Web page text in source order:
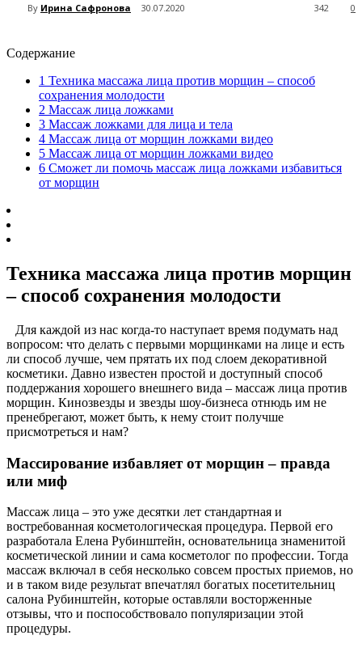
By Ирина Сафронова 30.07.2020 0
342
Содержание
1 Техника массажа лица против морщин – способ
сохранения молодости
2 Массаж лица ложками
3 Массаж ложками для лица и тела
4 Массаж лица от морщин ложками видео
5 Массаж лица от морщин ложками видео
6 Сможет ли помочь массаж лица ложками избавиться
от морщин
Техника массажа лица против морщин
– способ сохранения молодости
Для каждой из нас когда-то наступает время подумать над
вопросом: что делать с первыми морщинками на лице и есть
ли способ лучше, чем прятать их под слоем декоративной
косметики. Давно известен простой и доступный способ
поддержания хорошего внешнего вида – массаж лица против
морщин. Кинозвезды и звезды шоу-бизнеса отнюдь им не
пренебрегают, может быть, к нему стоит получше
присмотреться и нам?
Массирование избавляет от морщин – правда
или миф
Массаж лица – это уже десятки лет стандартная и
востребованная косметологическая процедура. Первой его
разработала Елена Рубинштейн, основательница знаменитой
косметической линии и сама косметолог по профессии. Тогда
массаж включал в себя несколько совсем простых приемов, но
и в таком виде результат впечатлял богатых посетительниц
салона Рубинштейн, которые оставляли восторженные
отзывы, что и поспособствовало популяризации этой
процедуры.